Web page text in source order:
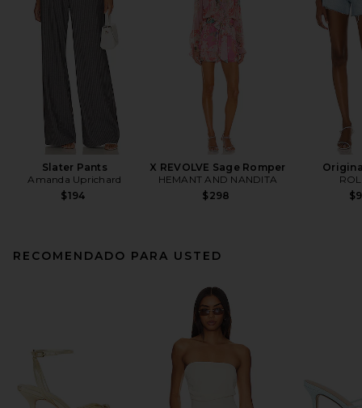
Slater Pants
Amanda Uprichard
$194
X REVOLVE Sage Romper
HEMANT AND NANDITA
$298
RECOMENDADO PARA USTED